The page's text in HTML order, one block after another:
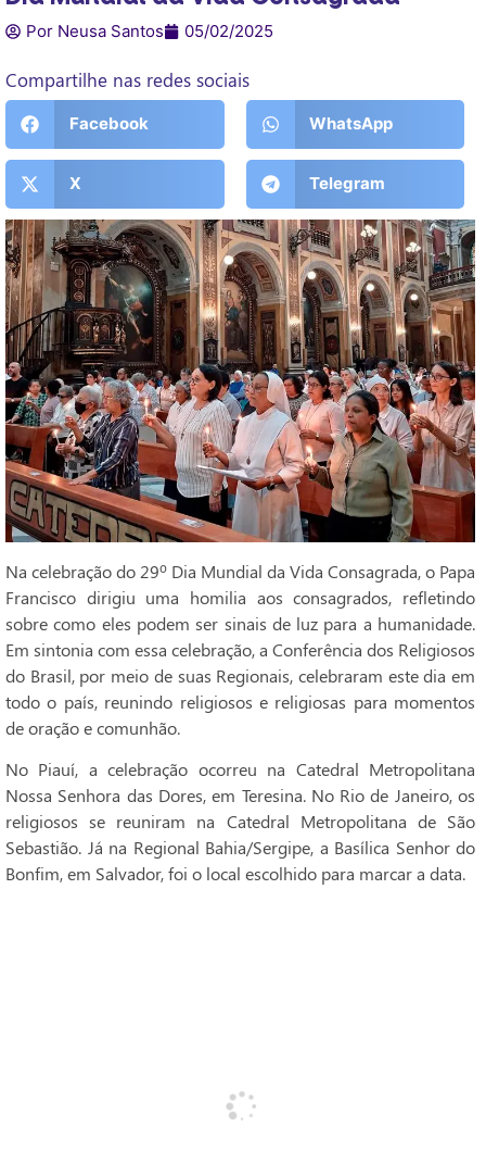
Por Neusa Santos 05/02/2025
Compartilhe nas redes sociais
Facebook WhatsApp
X Telegram
Na celebração do 29º Dia Mundial da Vida Consagrada, o Papa
Francisco dirigiu uma homilia aos consagrados, refletindo
sobre como eles podem ser sinais de luz para a humanidade.
Em sintonia com essa celebração, a Conferência dos Religiosos
do Brasil, por meio de suas Regionais, celebraram este dia em
todo o país, reunindo religiosos e religiosas para momentos
de oração e comunhão.
No Piauí, a celebração ocorreu na Catedral Metropolitana
Nossa Senhora das Dores, em Teresina. No Rio de Janeiro, os
religiosos se reuniram na Catedral Metropolitana de São
Sebastião. Já na Regional Bahia/Sergipe, a Basílica Senhor do
Bonfim, em Salvador, foi o local escolhido para marcar a data.